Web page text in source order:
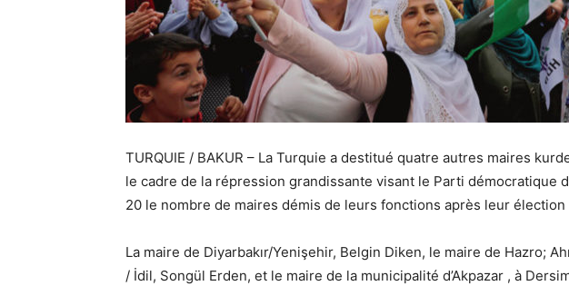
TURQUIE / BAKUR – La Turquie a destitué quatre autres maires
le cadre de la répression grandissante visant le Parti démocratique
20 le nombre de maires démis de leurs fonctions après leur élection
La maire de Diyarbakır/Yenişehir, Belgin Diken, le maire de Hazro;
/ İdil, Songül Erden, et le maire de la municipalité d’Akpazar , à